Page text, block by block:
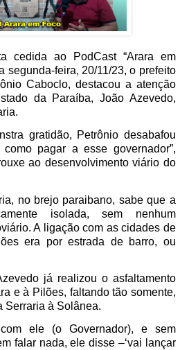
cedida ao PodCast “Arara em
segunda-feira, 20/11/23, o prefeito
Caboclo, destacou a atenção
da Paraíba, João Azevedo,
gratidão, Petrônio desabafou
pagar a esse governador”,
ao desenvolvimento viário do
no brejo paraibano, sabe que a
isolada, sem nenhum
A ligação com as cidades de
era por estrada de barro, ou
já realizou o asfaltamento
e à Pilões, faltando tão somente,
Serraria à Solânea.
ele (o Governador), e sem
falar nada, ele disse –‘vai lançar